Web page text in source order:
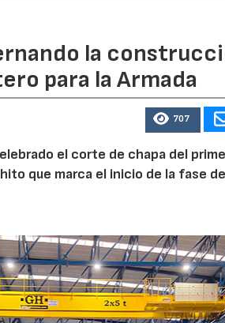
la
para la Armada
707
el corte de chapa del
hito que marca el inicio de la fase